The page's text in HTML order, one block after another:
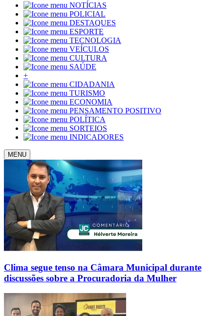
NOTÍCIAS
POLICIAL
DESTAQUES
ESPORTE
TECNOLOGIA
VEÍCULOS
CULTURA
SAÚDE
+
CIDADANIA
TURISMO
ECONOMIA
PENSAMENTO POSITIVO
POLÍTICA
SORTEIOS
INDICADORES
MENU
Clima segue tenso na Câmara Municipal durante
discussões sobre a Procuradoria da Mulher